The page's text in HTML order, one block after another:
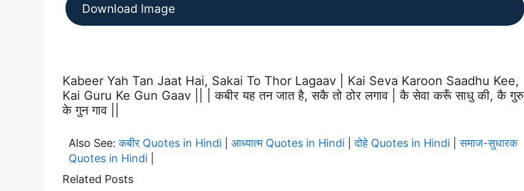
Download Image
Kabeer Yah Tan Jaat Hai, Sakai To Thor Lagaav | Kai Seva Karoon Saadhu Kee,
Kai Guru Ke Gun Gaav || | कबीर यह तन जात है, सकै तो ठोर लगाव | कै सेवा करूँ साधु की, कै गुरु
के गुन गाव ||
Also See:कबीर Quotes in Hindi आध्यात्म Quotes in Hindi |दोहे Quotes in Hindi |समाज-सुधारक
Quotes in Hindi
Related Posts